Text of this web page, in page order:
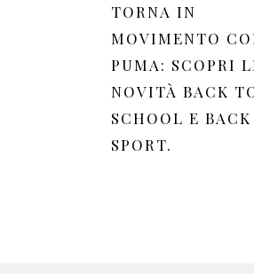
TORNA IN
MOVIMENTO
PUMA: SCOPRI
NOVITÀ BACK
SCHOOL E
SPORT.